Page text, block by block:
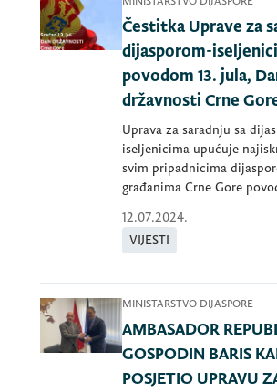
Čestitka Uprave za
dijasporom-
povodom 13. jula,
državnosti Crne
Uprava za saradnju sa
iseljenicima upućuje
svim pripadnicima
građanima Crne Gore
12.07.2024.
VIJESTI
MINISTARSTVO DIJASPORE
AMBASADOR
GOSPODIN BARIS
POSJETIO UPRAVU